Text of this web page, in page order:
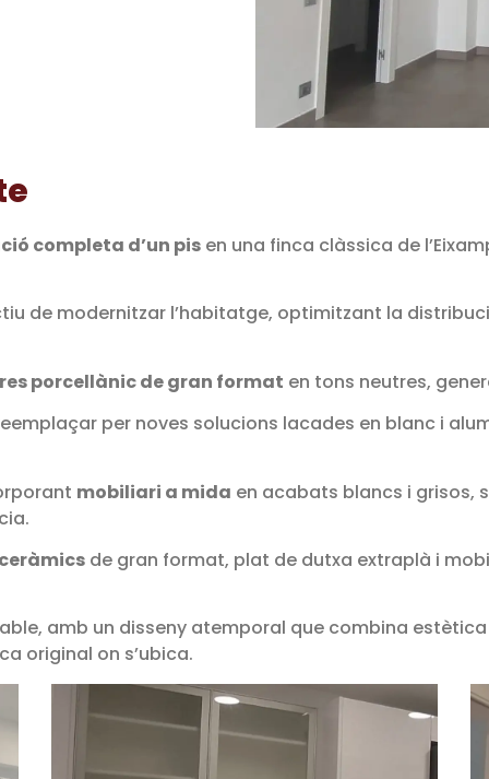
completa d’un pis en una finca clàssica de
de modernitzar l’habitatge, optimitzant la
porcellànic de gran format en tons neutres,
per noves solucions lacades en blanc i
mobiliari a mida en acabats blancs i grisos,
de gran format, plat de dutxa extraplà i
amb un disseny atemporal que combina
original on s’ubica.